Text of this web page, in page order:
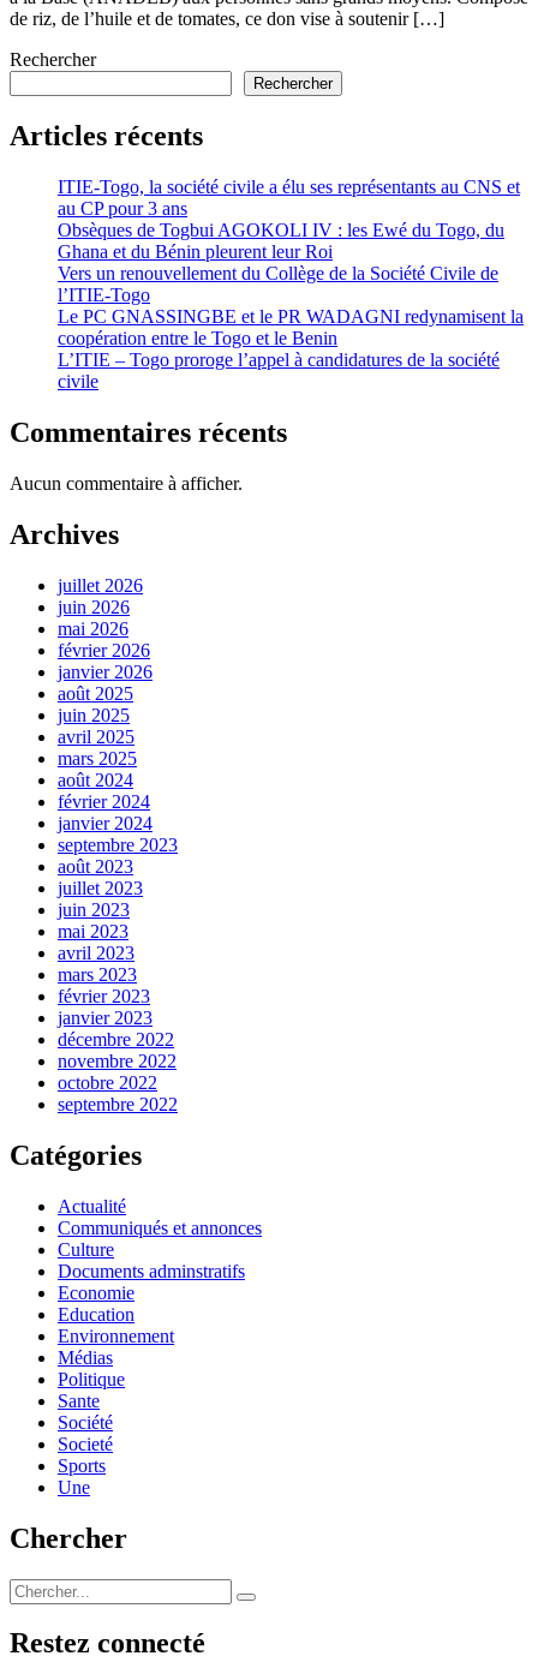
de riz, de l’huile et de tomates, ce don vise à soutenir […]
Rechercher
Rechercher
Articles récents
ITIE-Togo, la société civile a élu ses représentants au CNS et
au CP pour 3 ans
Obsèques de Togbui AGOKOLI IV : les Ewé du Togo, du
Ghana et du Bénin pleurent leur Roi
Vers un renouvellement du Collège de la Société Civile de
l’ITIE-Togo
Le PC GNASSINGBE et le PR WADAGNI redynamisent la
coopération entre le Togo et le Benin
L’ITIE – Togo proroge l’appel à candidatures de la société
civile
Commentaires récents
Aucun commentaire à afficher.
Archives
juillet 2026
juin 2026
mai 2026
février 2026
janvier 2026
août 2025
juin 2025
avril 2025
mars 2025
août 2024
février 2024
janvier 2024
septembre 2023
août 2023
juillet 2023
juin 2023
mai 2023
avril 2023
mars 2023
février 2023
janvier 2023
décembre 2022
novembre 2022
octobre 2022
septembre 2022
Catégories
Actualité
Communiqués et annonces
Culture
Documents adminstratifs
Economie
Education
Environnement
Médias
Politique
Sante
Société
Societé
Sports
Une
Chercher
Restez connecté